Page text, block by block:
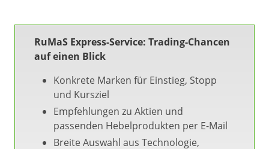
RuMaS Express-Service: Trading-Chancen
auf einen Blick
Konkrete Marken für Einstieg, Stopp
und Kursziel
Empfehlungen zu Aktien und
passenden Hebelprodukten per E-Mail
Breite Auswahl aus Technologie,